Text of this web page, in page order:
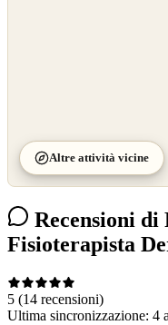
Altre attività vicine
Recensioni di
Fisioterapista
5 (14 recensioni)
Ultima sincronizzazione: 4